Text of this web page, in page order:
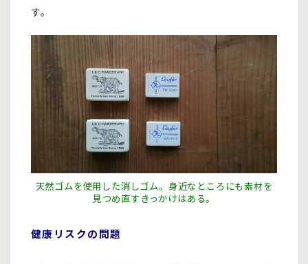
す。
天然ゴムを使用した消しゴム。身近なところにも素材を
見つめ直すきっかけはある。
健康リスクの問題